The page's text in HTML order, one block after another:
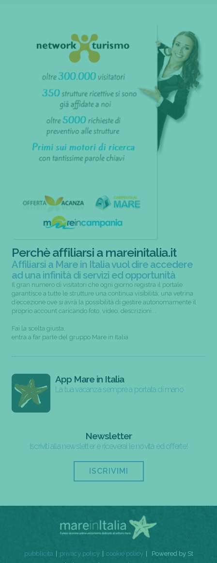
Perchè affiliarsi a mareinitalia.it
Affiliarsi a Mare in Italia vuol dire accedere
ad una infinità di servizi ed opportunità
Il gran numero di visitatori che ogni giorno registra il portale
garantisce a tutte le strutture una continua visibilità; una vetrina
d’eccezione ove si avrà la possibilità di gestire autonomamente il
proprio account caricando foto, video, descrizioni...
Fai la scelta giusta,
entra a far parte del gruppo Mare in Italia
App Mare in Italia
La tua vacanza sempre a portata di mano
Newsletter
Iscriviti alla newsletter e riceverai le novità ed offerte!
ISCRIVIMI
pubblicità privacy policy cookie policy
Powered by St